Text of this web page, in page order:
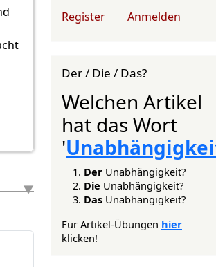
User account menu
Register Anmelden
Der / Die / Das?
Welchen Artikel
hat das Wort
'
Der Unabhängigkeit?
Die Unabhängigkeit?
Das Unabhängigkeit?
Für Artikel-Übungen hier
klicken!